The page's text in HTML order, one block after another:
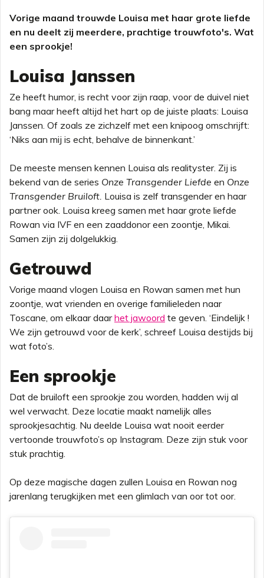
Vorige maand trouwde Louisa met haar grote liefde
en nu deelt zij meerdere, prachtige trouwfoto's. Wat
een sprookje!
Louisa Janssen
Ze heeft humor, is recht voor zijn raap, voor de duivel niet
bang maar heeft altijd het hart op de juiste plaats: Louisa
Janssen. Of zoals ze zichzelf met een knipoog omschrijft:
‘Niks aan mij is echt, behalve de binnenkant.’
De meeste mensen kennen Louisa als realityster. Zij is
bekend van de series Onze Transgender Liefde en Onze
Transgender Bruiloft. Louisa is zelf transgender en haar
partner ook. Louisa kreeg samen met haar grote liefde
Rowan via IVF en een zaaddonor een zoontje, Mikai.
Samen zijn zij dolgelukkig.
Getrouwd
Vorige maand vlogen Louisa en Rowan samen met hun
zoontje, wat vrienden en overige familieleden naar
Toscane, om elkaar daarhet jawoord te geven. ‘Eindelijk !
We zijn getrouwd voor de kerk’, schreef Louisa destijds bij
wat foto’s.
Een sprookje
Dat de bruiloft een sprookje zou worden, hadden wij al
wel verwacht. Deze locatie maakt namelijk alles
sprookjesachtig. Nu deelde Louisa wat nooit eerder
vertoonde trouwfoto’s op Instagram. Deze zijn stuk voor
stuk prachtig.
Op deze magische dagen zullen Louisa en Rowan nog
jarenlang terugkijken met een glimlach van oor tot oor.